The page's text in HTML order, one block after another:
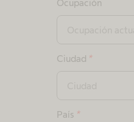
Ocupación
Ciudad *
País *